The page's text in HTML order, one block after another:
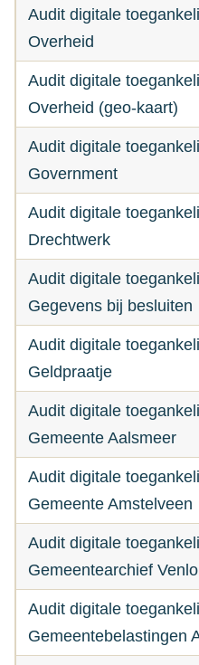
Audit digitale
Overheid
Audit digitale
Overheid (geo-kaart)
Audit digitale
Government
Audit digitale
Drechtwerk
Audit digitale
Gegevens bij besluiten
Audit digitale
Geldpraatje
Audit digitale
Gemeente Aalsmeer
Audit digitale
Gemeente Amstelveen
Audit digitale
Gemeentearchief Venlo
Audit digitale
Gemeentebelastingen